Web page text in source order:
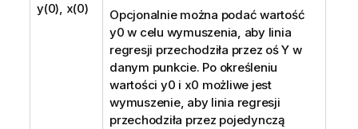
y(0), x(0)
Opcjonalnie można podać wartość
y0 w celu wymuszenia, aby linia
regresji przechodziła przez oś Y w
danym punkcie. Po określeniu
wartości y0 i x0 możliwe jest
wymuszenie, aby linia regresji
przechodziła przez pojedynczą